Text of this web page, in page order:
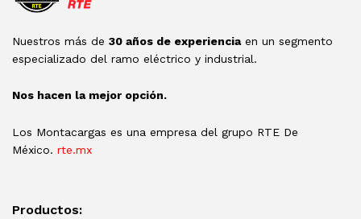
Nuestros más de 30 años de experienciaen un segmento
especializado del ramo eléctrico y industrial.
Nos hacen la mejor opción.
Los Montacargas es una empresa del grupo RTE De
México. rte.mx
Productos: